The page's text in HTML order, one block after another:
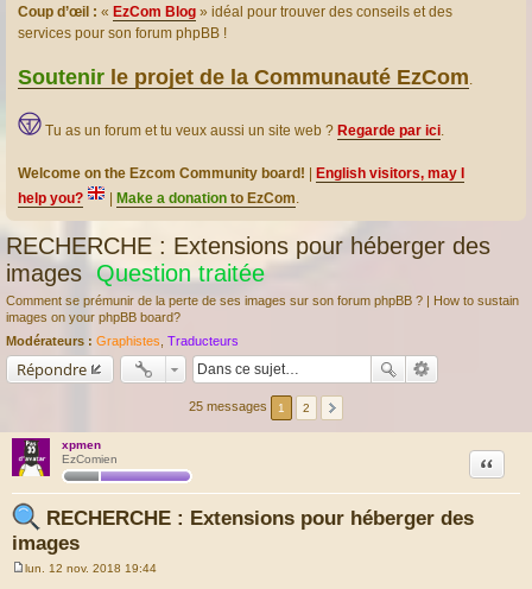
Coup d’œil : « EzCom Blog » idéal pour trouver des conseils et des
services pour son forum phpBB !
Soutenir le projet de la Communauté EzCom.
Tu as un forum et tu veux aussi un site web ? Regarde par ici.
Welcome on the Ezcom Community board!
English visitors, may I
help you?
Make a donation to EzCom.
RECHERCHE : Extensions pour héberger des
images Question traitée
Comment se prémunir de la perte de ses images sur son forum phpBB ? | How to sustain
images on your phpBB board?
Modérateurs : Graphistes Traducteurs
Répondre
25 messages 1 2
xpmen
EzComien
RECHERCHE : Extensions pour héberger des
images
Citation
lun. 12 nov. 2018 19:44